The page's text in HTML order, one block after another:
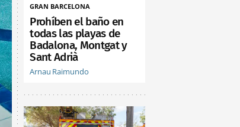
GRAN BARCELONA
Prohíben el baño en
todas las playas de
Badalona, Montgat y
Sant Adrià
Arnau Raimundo